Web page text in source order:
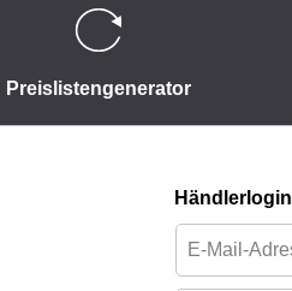
Preislistengenerator
Händlerlogin